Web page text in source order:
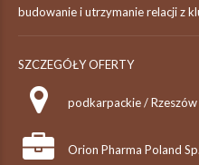
budowanie i utrzymanie relacji z
SZCZEGÓŁY OFERTY
podkarpackie / Rzeszów
Orion Pharma Poland